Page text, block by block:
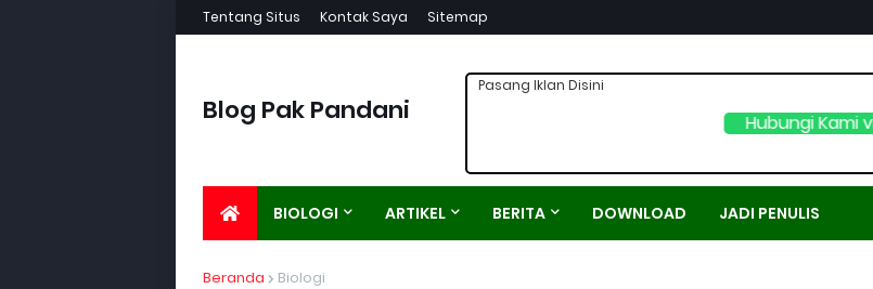
Tentang Situs Kontak Saya Sitemap
Blog Pak Pandani Hubungi Kami
Pasang Iklan Disini
BIOLOGI ARTIKEL BERITA DOWNLOAD JADI PENULIS
Beranda Biologi